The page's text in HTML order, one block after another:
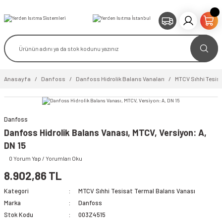
Anasayfa Danfoss Danfoss Hidrolik Balans Vanaları MTCV Sıhhi
Danfoss
Danfoss Hidrolik Balans Vanası, MTCV, Versiyon: A,
DN 15
0 Yorum Yap / Yorumları Oku
8.902,86 TL
Kategori
MTCV Sıhhi Tesisat Termal Balans Vanası
Marka
Danfoss
Stok Kodu
003Z4515